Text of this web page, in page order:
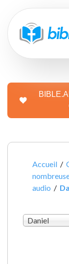
Accueil /
audio /
Daniel